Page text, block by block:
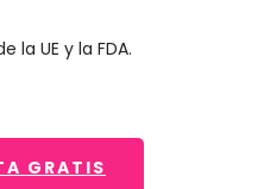
la UE y la FDA.
GRATIS